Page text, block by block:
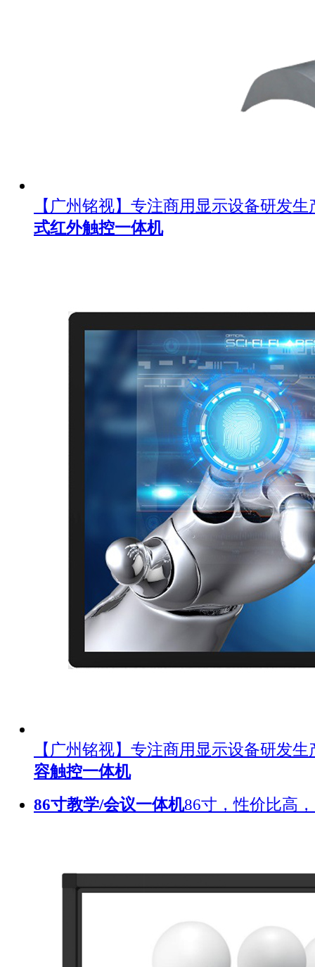
【广州铭视】专注商用显示设备研发
式红外触控一体机
【广州铭视】专注商用显示设备研发
容触控一体机
86寸教学/会议一体机86寸，性价比高